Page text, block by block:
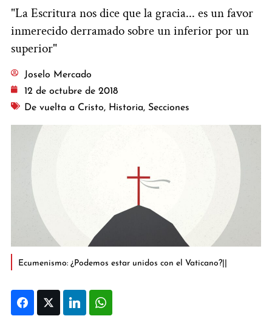
"La Escritura nos dice que la gracia... es un favor
inmerecido derramado sobre un inferior por un
superior"
Joselo Mercado
12 de octubre de 2018
De vuelta a Cristo, Historia, Secciones
Ecumenismo: ¿Podemos estar unidos con el Vaticano?||
FacebookTwitter LinkedIn